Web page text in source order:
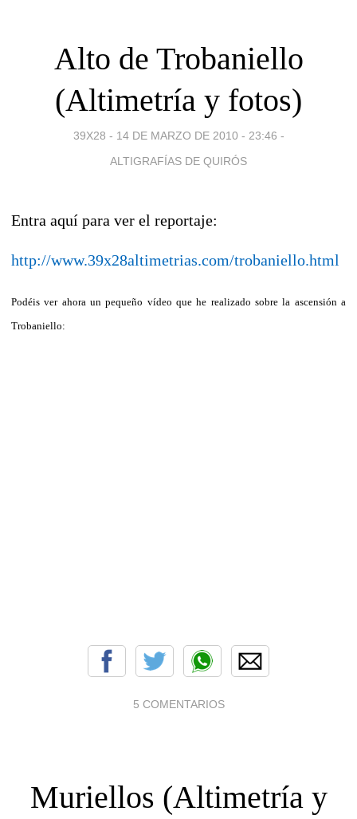
Alto de Trobaniello
(Altimetría y fotos)
39X28 - 14 DE MARZO DE 2010 - 23:46 -
ALTIGRAFÍAS DE QUIRÓS
Entra aquí para ver el reportaje:
http://www.39x28altimetrias.com/trobaniello.html
Podéis ver ahora un pequeño vídeo que he realizado sobre la ascensión a
Trobaniello:
5 COMENTARIOS
Muriellos (Altimetría y